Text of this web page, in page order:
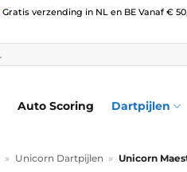
Gratis verzending in NL en BE Vanaf €
Auto Scoring Dartpijlen
» Unicorn Dartpijlen » Unicorn